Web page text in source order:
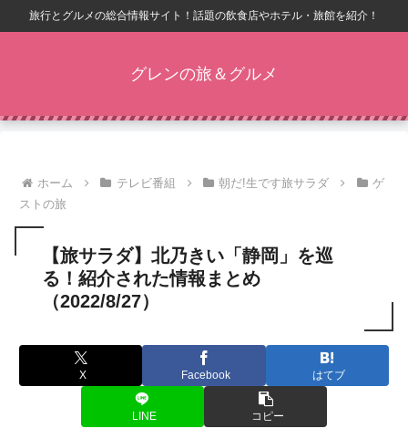
旅行とグルメの総合情報サイト！話題の飲食店やホテル・旅館を紹介！
グレンの旅＆グルメ
ホーム テレビ番組 朝だ!生です旅サラダ
ゲ
ストの旅
【旅サラダ】北乃きい「静岡」を巡
る！紹介された情報まとめ
（2022/8/27）
X Facebook はてブ
LINE コピー